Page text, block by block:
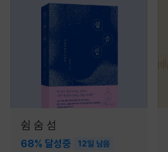
쉼 숨 섬
68% 달성중 12일 남음